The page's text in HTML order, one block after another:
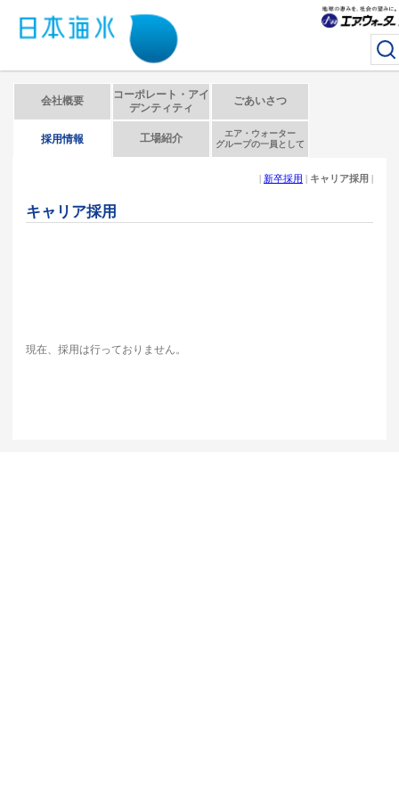
会社概要
コーポレート・アイ
デンティティ
ごあいさつ
採用情報 工場紹介
エア・ウォーター
グループの一員として
| 新卒採用 | キャリア採用 |
キャリア採用
現在、採用は行っておりません。